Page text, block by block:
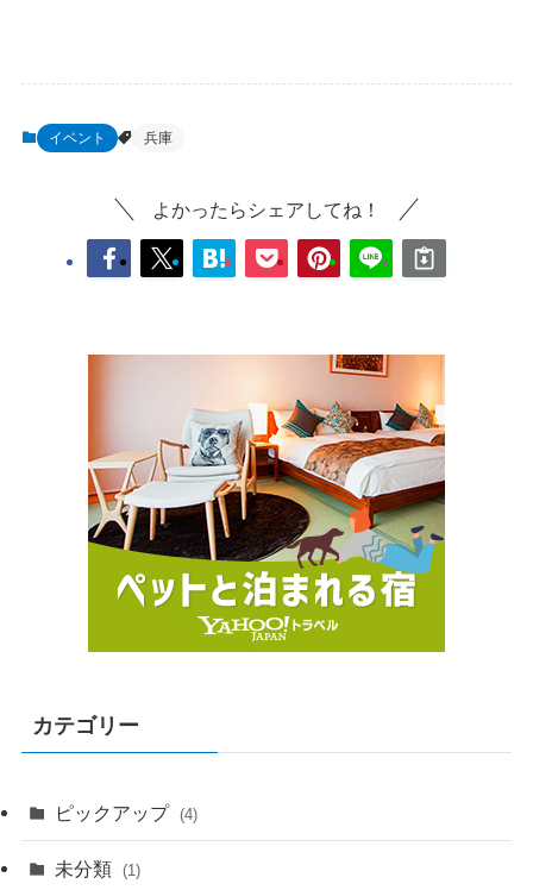
イベント 兵庫
よかったらシェアしてね！
カテゴリー
ピックアップ (4)
未分類 (1)